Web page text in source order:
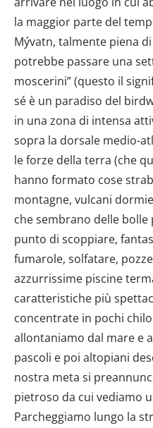
la maggior parte del
Mývatn, talmente piena
potrebbe passare una
moscerini” (questo il
sé è un paradiso del
in una zona di intensa
sopra la dorsale medio-
le forze della terra (che
hanno formato cose
montagne, vulcani
che sembrano delle
punto di scoppiare,
fumarole, solfatare,
azzurrissime piscine
caratteristiche più
concentrate in pochi
allontaniamo dal mare e
pascoli e poi altopiani
nostra meta si
pietroso da cui vediamo
Parcheggiamo lungo la